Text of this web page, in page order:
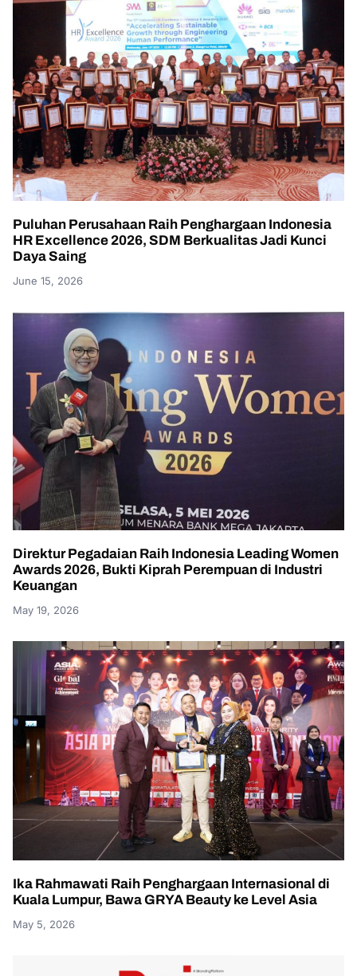
Puluhan Perusahaan Raih Penghargaan Indonesia
HR Excellence 2026, SDM Berkualitas Jadi Kunci
Daya Saing
June 15, 2026
Direktur Pegadaian Raih Indonesia Leading Women
Awards 2026, Bukti Kiprah Perempuan di Industri
Keuangan
May 19, 2026
Ika Rahmawati Raih Penghargaan Internasional di
Kuala Lumpur, Bawa GRYA Beauty ke Level Asia
May 5, 2026